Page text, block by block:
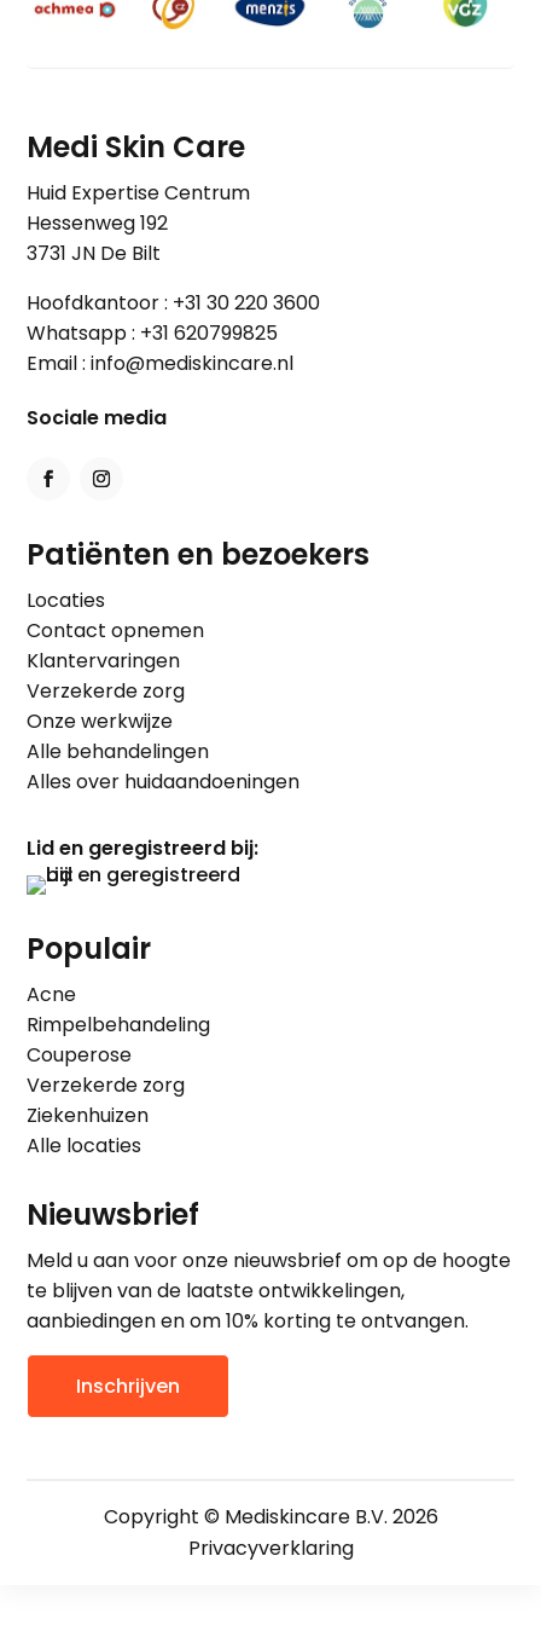
Medi Skin Care
Huid Expertise Centrum
Hessenweg 192
3731 JN De Bilt
Hoofdkantoor : +31 30 220 3600
Whatsapp : +31 620799825
Email : info@mediskincare.nl
Sociale media
Patiënten en bezoekers
Locaties
Contact opnemen
Klantervaringen
Verzekerde zorg
Onze werkwijze
Alle behandelingen
Alles over huidaandoeningen
Lid en geregistreerd bij:
Populair
Acne
Rimpelbehandeling
Couperose
Verzekerde zorg
Ziekenhuizen
Alle locaties
Nieuwsbrief
Meld u aan voor onze nieuwsbrief om op de hoogte
te blijven van de laatste ontwikkelingen,
aanbiedingen en om 10% korting te ontvangen.
Inschrijven
Copyright © Mediskincare B.V. 2026
Privacyverklaring